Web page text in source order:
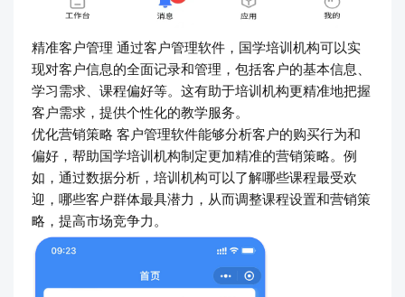
精准客户管理 通过客户管理软件，国学培训机构可以实
现对客户信息的全面记录和管理，包括客户的基本信息、
学习需求、课程偏好等。这有助于培训机构更精准地把握
客户需求，提供个性化的教学服务。
优化营销策略 客户管理软件能够分析客户的购买行为和
偏好，帮助国学培训机构制定更加精准的营销策略。例
如，通过数据分析，培训机构可以了解哪些课程最受欢
迎，哪些客户群体最具潜力，从而调整课程设置和营销策
略，提高市场竞争力。